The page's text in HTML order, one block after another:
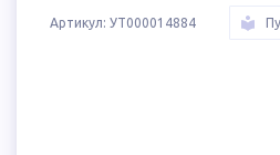
Артикул: УТ000014884